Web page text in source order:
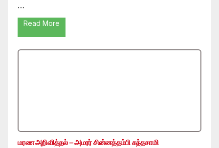
…
Read More
மரண அறிவித்தல் – அமரர் சின்னத்தம்பி கந்தசாமி